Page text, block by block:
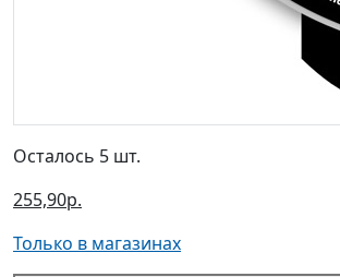
Осталось 5 шт.
255,90р.
Только в магазинах